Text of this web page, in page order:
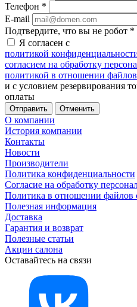
Телефон *
E-mail
Подтвердите, что вы не робот *
Я согласен с
политикой
согласием на обработку
политикой в отношении
и с условием резервирования
оплаты
Отменить
О компании
История компании
Контакты
Новости
Производители
Политика конфиденциальности
Согласие на обработку
Политика в отношении файлов
Полезная информация
Доставка
Гарантия и возврат
Полезные статьи
Акции салона
Оставайтесь на связи